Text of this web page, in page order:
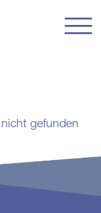
gefunden